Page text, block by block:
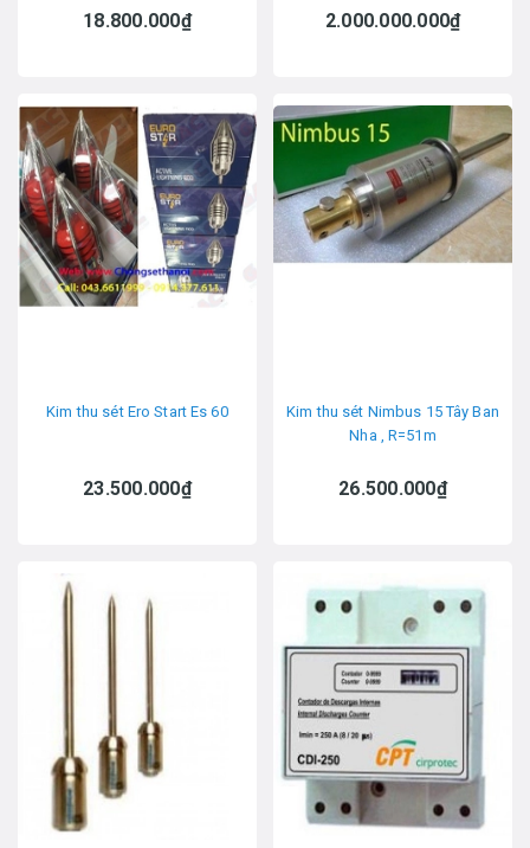
18.800.000₫ 2.000.000.000₫
Kim thu sét Ero Start Es 60
23.500.000₫
Kim thu sét Nimbus 15 Tây Ban
Nha , R=51m
26.500.000₫